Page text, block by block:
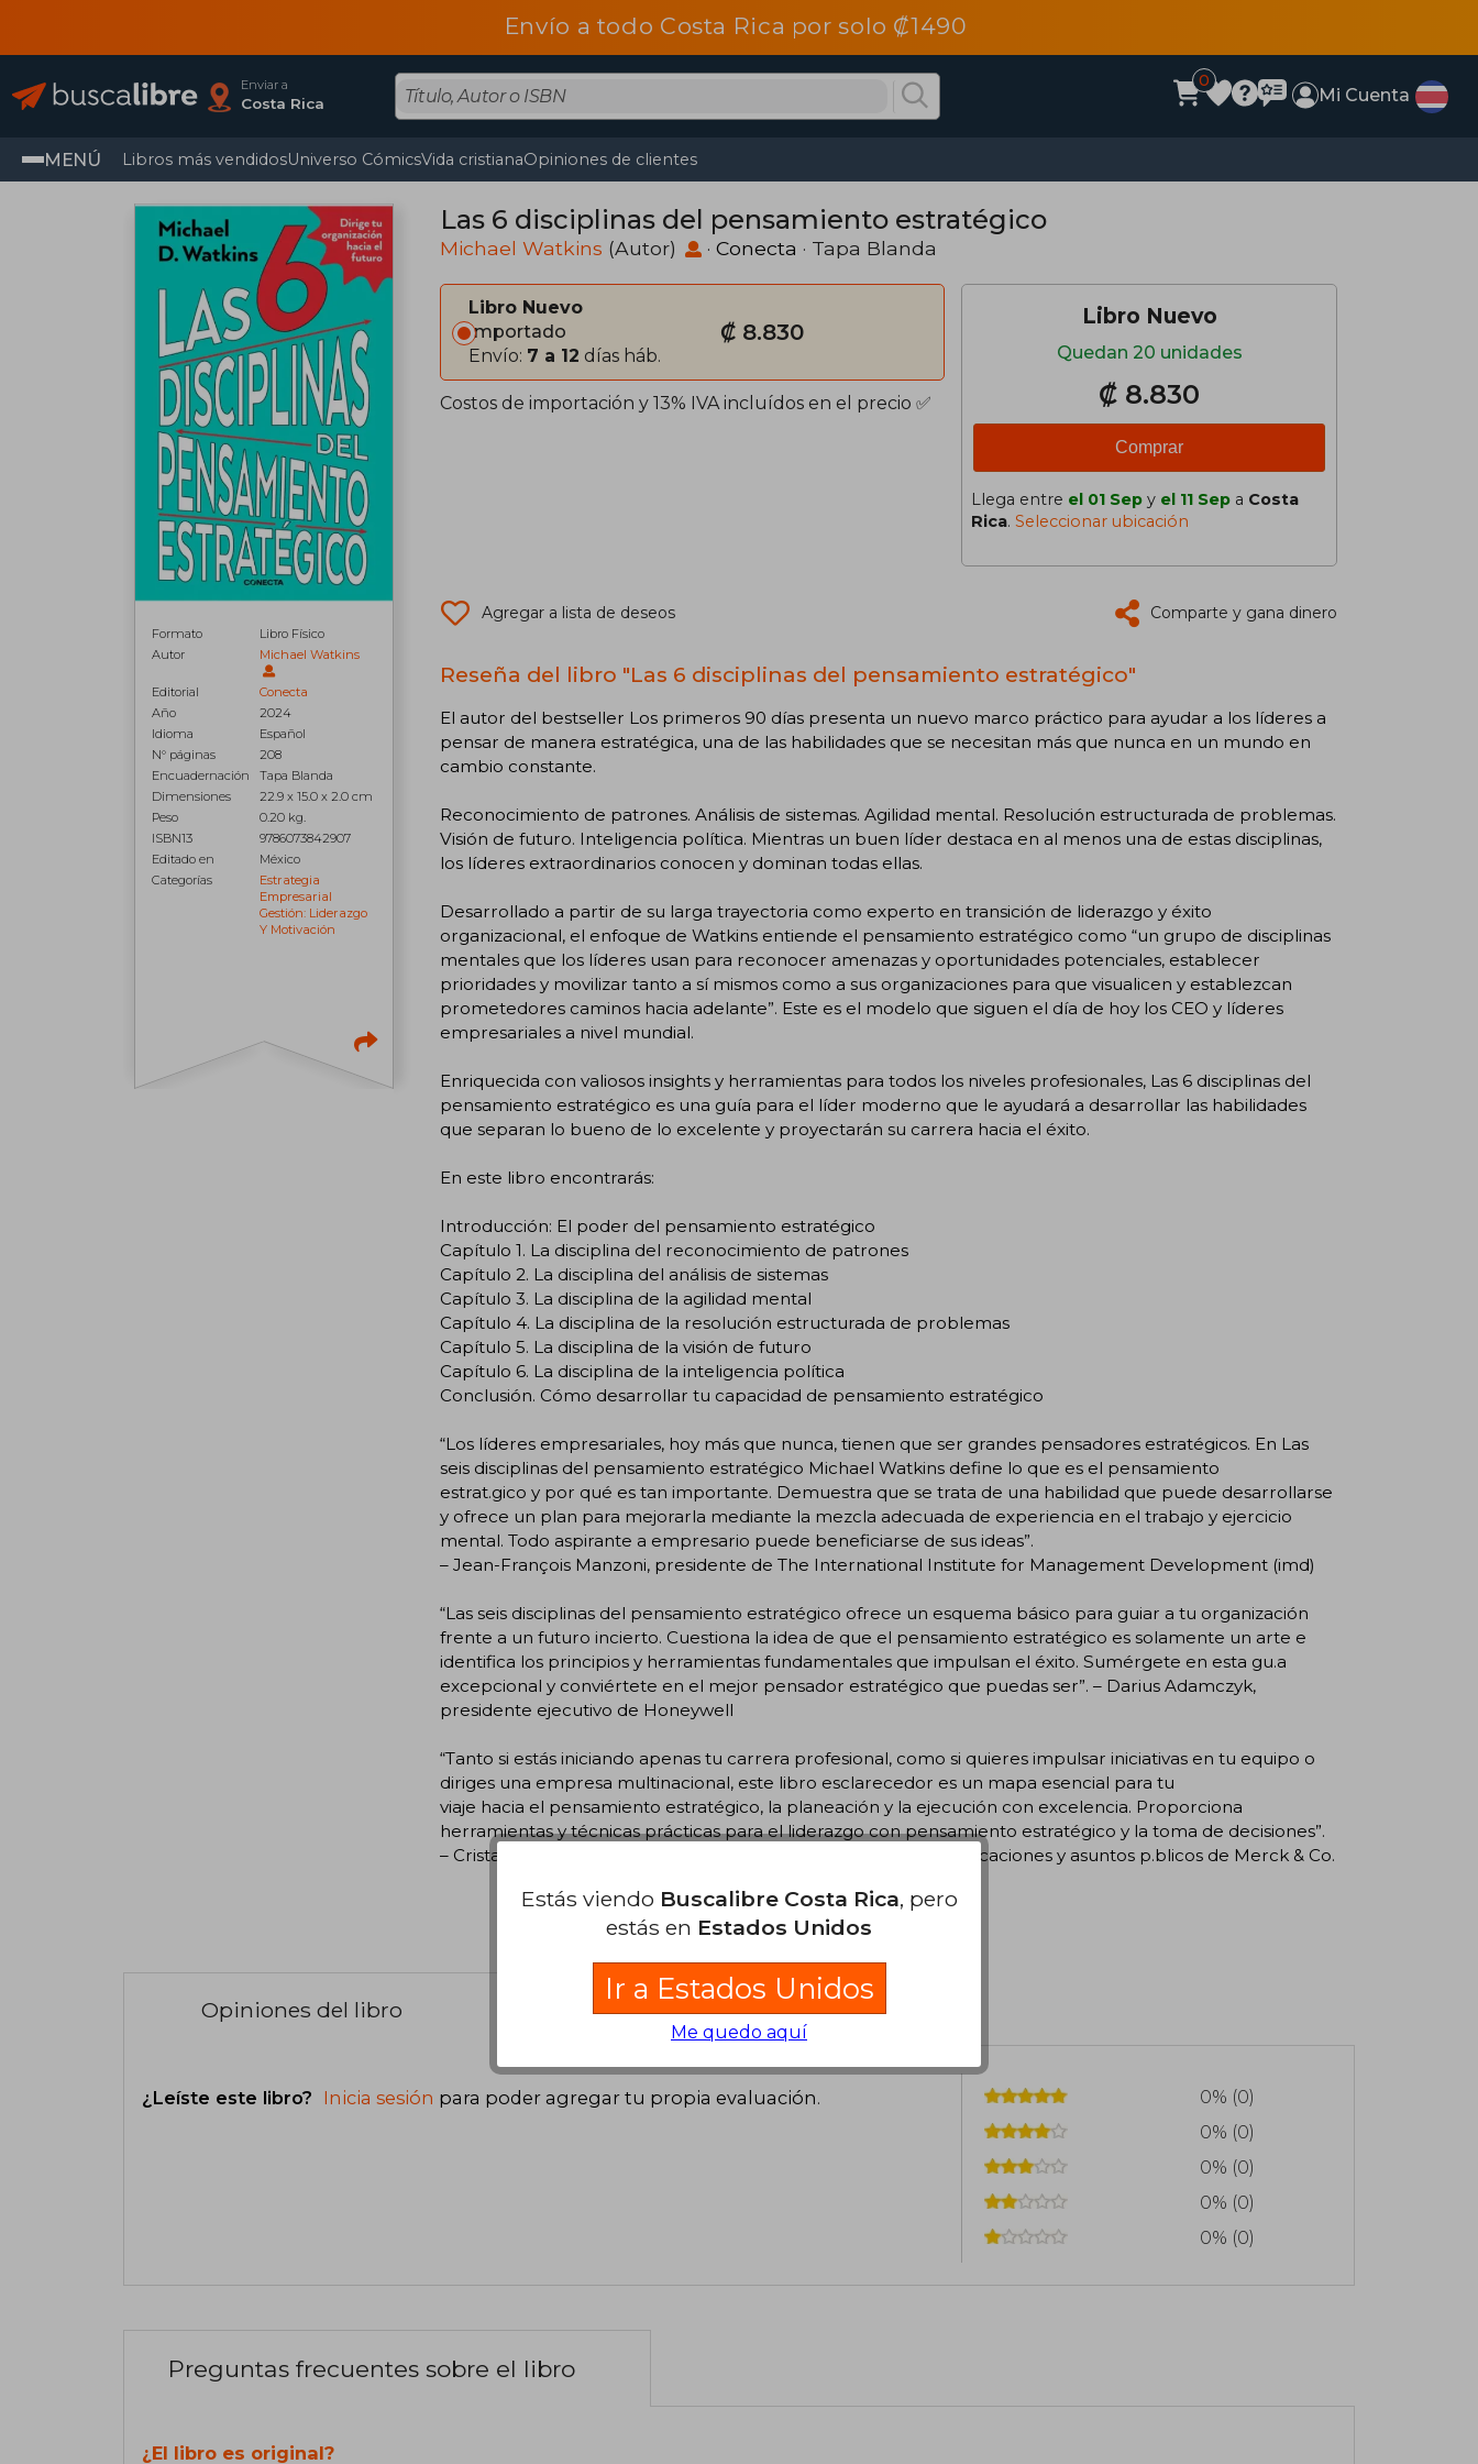
Envío a todo Costa Rica por solo ₡1490
Enviar a
Costa Rica
0
Mi Cuenta
MENÚ Libros más vendidosUniverso CómicsVida cristianaOpiniones de clientes
Formato
Libro Físico
Autor
Michael Watkins
Editorial
Conecta
Año
2024
Idioma
Español
N° páginas
208
Encuadernación
Tapa Blanda
Dimensiones
22.9 x 15.0 x 2.0 cm
Peso
0.20 kg.
ISBN13
9786073842907
Editado en
México
Categorías
Estrategia
Empresarial
Gestión: Liderazgo
Y Motivación
Las 6 disciplinas del pensamiento estratégico
Michael Watkins (Autor) · Conecta · Tapa Blanda
Libro Nuevo
Importado
Envío: 7 a 12 días háb.
₡ 8.830
Costos de importación y 13% IVA incluídos en el precio ✅
Libro Nuevo
Quedan 20 unidades
₡ 8.830
Comprar
Llega entre el 01 Sep y el 11 Sep a Costa
Rica. Seleccionar ubicación
Agregar a lista de deseos Comparte y gana dinero
Reseña del libro "Las 6 disciplinas del pensamiento estratégico"
El autor del bestseller Los primeros 90 días presenta un nuevo marco práctico para ayudar a los líderes a
pensar de manera estratégica, una de las habilidades que se necesitan más que nunca en un mundo en
cambio constante.
Reconocimiento de patrones. Análisis de sistemas. Agilidad mental. Resolución estructurada de problemas.
Visión de futuro. Inteligencia política. Mientras un buen líder destaca en al menos una de estas disciplinas,
los líderes extraordinarios conocen y dominan todas ellas.
Desarrollado a partir de su larga trayectoria como experto en transición de liderazgo y éxito
organizacional, el enfoque de Watkins entiende el pensamiento estratégico como “un grupo de disciplinas
mentales que los líderes usan para reconocer amenazas y oportunidades potenciales, establecer
prioridades y movilizar tanto a sí mismos como a sus organizaciones para que visualicen y establezcan
prometedores caminos hacia adelante”. Este es el modelo que siguen el día de hoy los CEO y líderes
empresariales a nivel mundial.
Enriquecida con valiosos insights y herramientas para todos los niveles profesionales, Las 6 disciplinas del
pensamiento estratégico es una guía para el líder moderno que le ayudará a desarrollar las habilidades
que separan lo bueno de lo excelente y proyectarán su carrera hacia el éxito.
En este libro encontrarás:
Introducción: El poder del pensamiento estratégico
Capítulo 1. La disciplina del reconocimiento de patrones
Capítulo 2. La disciplina del análisis de sistemas
Capítulo 3. La disciplina de la agilidad mental
Capítulo 4. La disciplina de la resolución estructurada de problemas
Capítulo 5. La disciplina de la visión de futuro
Capítulo 6. La disciplina de la inteligencia política
Conclusión. Cómo desarrollar tu capacidad de pensamiento estratégico
“Los líderes empresariales, hoy más que nunca, tienen que ser grandes pensadores estratégicos. En Las
seis disciplinas del pensamiento estratégico Michael Watkins define lo que es el pensamiento
estrat.gico y por qué es tan importante. Demuestra que se trata de una habilidad que puede desarrollarse
y ofrece un plan para mejorarla mediante la mezcla adecuada de experiencia en el trabajo y ejercicio
mental. Todo aspirante a empresario puede beneficiarse de sus ideas”.
– Jean-François Manzoni, presidente de The International Institute for Management Development (imd)
“Las seis disciplinas del pensamiento estratégico ofrece un esquema básico para guiar a tu organización
frente a un futuro incierto. Cuestiona la idea de que el pensamiento estratégico es solamente un arte e
identifica los principios y herramientas fundamentales que impulsan el éxito. Sumérgete en esta gu.a
excepcional y conviértete en el mejor pensador estratégico que puedas ser”. – Darius Adamczyk,
presidente ejecutivo de Honeywell
“Tanto si estás iniciando apenas tu carrera profesional, como si quieres impulsar iniciativas en tu equipo o
diriges una empresa multinacional, este libro esclarecedor es un mapa esencial para tu
viaje hacia el pensamiento estratégico, la planeación y la ejecución con excelencia. Proporciona
herramientas y técnicas prácticas para el liderazgo con pensamiento estratégico y la toma de decisiones”.
– Cristal Downing, vicepresidente ejecutivo y director de comunicaciones y asuntos p.blicos de Merck & Co.
Opiniones del libro
¿Leíste este libro? Inicia sesión para poder agregar tu propia evaluación.
0% (0)
0% (0)
0% (0)
0% (0)
0% (0)
Preguntas frecuentes sobre el libro
¿El libro es original?
Estás viendo Buscalibre Costa Rica, pero
estás en Estados Unidos
Ir a Estados Unidos
Me quedo aquí